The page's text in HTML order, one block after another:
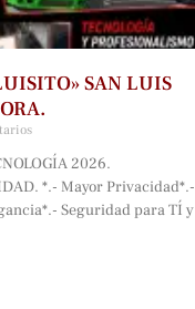
SAN LUIS
2026.
*.- Mayor Privacidad*.-
Seguridad para TÍ y